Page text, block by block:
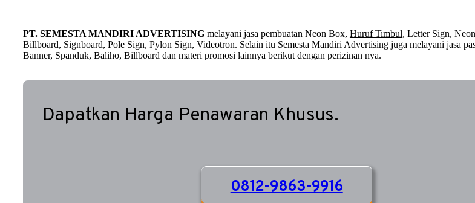
PT. SEMESTA MANDIRI ADVERTISINGmelayani jasa pembuatan Neon Box, Huruf Timbul, Letter Sign,
Billboard, Signboard, Pole Sign, Pylon Sign, Videotron. Selain itu Semesta Mandiri Advertising juga melayani jasa
Banner, Spanduk, Baliho, Billboard dan materi promosi lainnya berikut dengan perizinan nya.
Dapatkan Harga Penawaran Khusus.
0812-9863-9916